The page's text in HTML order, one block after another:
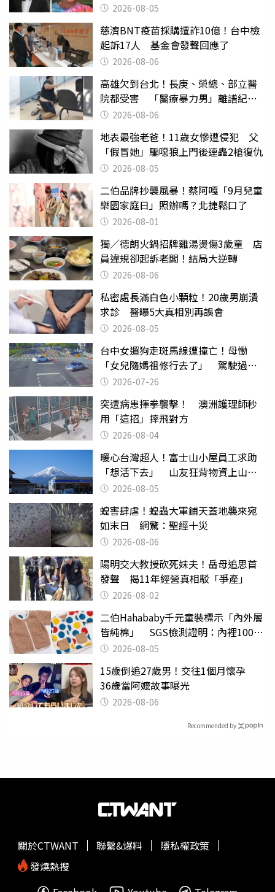
2026-08-05
慈濟BNT疫苗採購遭詐10億！台中檢
起訴17人 基金會發聲回應了
2026-08-06
高雄欠到台北！長庚、榮總、部立醫
院都受害 「醫療暴力男」離譜紀錄
曝光2026-08-06
地表最強老爸！11歲女慘遭侵犯 父
「假冒她」騙噁狼上門後連轟2槍復仇
2026-08-05
二伯品牌抄襲風暴！蔡阿嘎「9月兒童
樂園家庭日」照辦嗎？北捷鬆口了
2026-08-01
獨／德朗火鍋招牌雞湯燙傷3歲童 店
員違規卻起訴老闆！結局大逆轉
2026-08-06
私密處長滿白色小顆粒！20歲男崩潰
求診 醫曝5大真相別再誤會
2026-08-05
台中女遛狗走斑馬線遭撞亡！母慟
「女兒隨媽祖修行去了」 駕駛過失
致死判9月
2026-07-26
突遭病患揮拳襲擊！ 澳洲護理師秒
用「這招」摔飛對方
2026-08-04
暖心台灣超人！富士山小屋員工求助
「想活下去」 山友狂背物資上山：
台灣真的是寶島
2026-08-05
蝗害肆虐！蝗蟲大軍鋪天蓋地襲來宛
如末日 網驚：聖經十災
2026-08-06
陽明交大教授砍死妹夫！岳母追思首
發聲 揭11年經營真相駁「爭產」
2026-08-02
二伯Hahababy千元童裝標示「內外層
皆純棉」 SGS檢測證明：內裡100%
聚酯纖維
2026-08-05
15歲倒追27歲男！交往1個月懷孕
36歲當阿嬤故事曝光
2026-08-06
Recommended by
關於CTWANT 聯繫&爆料
隱私權政策
發燒熱搜